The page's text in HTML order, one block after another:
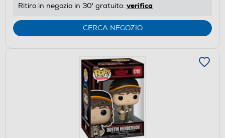
Ritiro in negozio in 30' gratuito: verifica
CERCA NEGOZIO